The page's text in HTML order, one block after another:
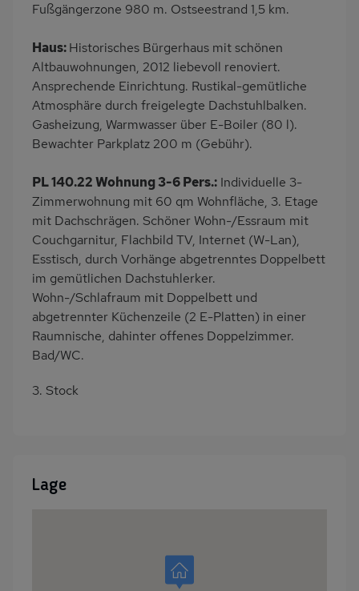
Nichtraucher
Haustiere/Hund
Wb/WC
Internet
Kaffeemaschine
Bettwäsche inklusive
Handtücher inklusive
Kabel-TV
Fußgängerzone 980 m. Ostseestrand 1,5 km.
Haus:Historisches Bürgerhaus mit schönen
Altbauwohnungen, 2012 liebevoll renoviert.
Ansprechende Einrichtung. Rustikal-gemütliche
Atmosphäre durch freigelegte Dachstuhlbalken.
Gasheizung, Warmwasser über E-Boiler (80 l).
Bewachter Parkplatz 200 m (Gebühr).
PL 140.22 Wohnung 3-6 Pers.: Individuelle 3-
Zimmerwohnung mit 60 qm Wohnfläche, 3. Etage
mit Dachschrägen. Schöner Wohn-/Essraum mit
Couchgarnitur, Flachbild TV, Internet (W-Lan),
Esstisch, durch Vorhänge abgetrenntes Doppelbett
im gemütlichen Dachstuhlerker.
Wohn-/Schlafraum mit Doppelbett und
abgetrennter Küchenzeile (2 E-Platten) in einer
Raumnische, dahinter offenes Doppelzimmer.
Bad/WC.
3. Stock
Lage